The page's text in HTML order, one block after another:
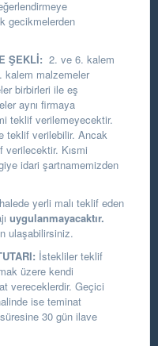
gecikmelerden
ŞEKLİ: 2. ve 6. kalem
kalem malzemeler
birbirleri ile eş
aynı firmaya
teklif verilemeyecektir.
teklif verilebilir. Ancak
Kısmi
idari şartnamemizden
yerli malı teklif eden
uygulanmayacaktır.
ulaşabilirsiniz.
İstekliler teklif
üzere kendi
vereceklerdir. Geçici
ise teminat
30 gün ilave